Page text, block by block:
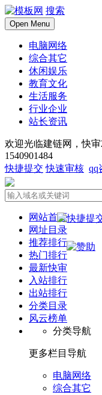
搜索
Open Menu
电脑网络
综合其它
休闲娱乐
教育文化
生活服务
行业企业
站长资讯
欢迎光临建链网，快
1540901484
快捷提交 快速审核 qq
网站首页
网址目录
推荐排行
热门排行
最新快审
入站排行
出站排行
分类目录
风云榜单
分类导航
更多栏目导航
电脑网络
综合其它